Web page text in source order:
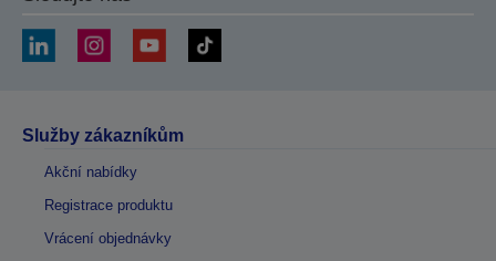
Služby zákazníkům
Akční nabídky
Registrace produktu
Vrácení objednávky